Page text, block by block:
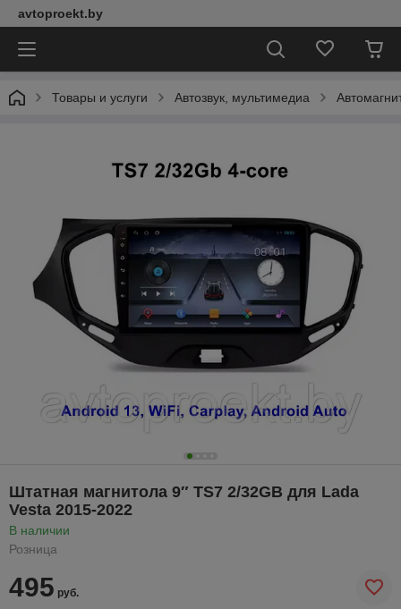
avtoproekt.by
Товары и услуги Автозвук, мультимедиа
Штатная магнитола 9″ TS7 2/32GB для Lada
Vesta 2015-2022
В наличии
Розница
495 руб.